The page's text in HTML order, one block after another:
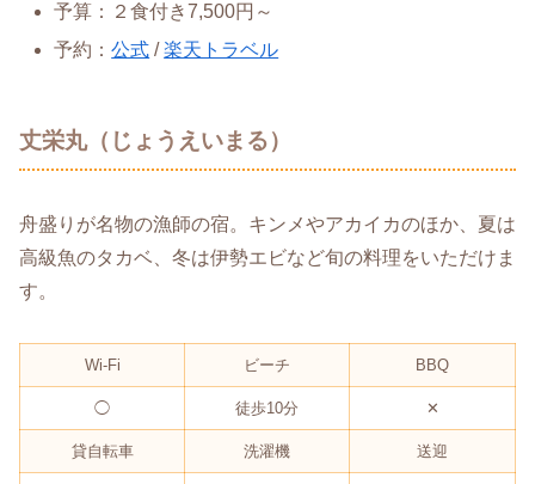
予算：２食付き7,500円～
予約：公式 /楽天トラベル
丈栄丸（じょうえいまる）
舟盛りが名物の漁師の宿。キンメやアカイカのほか、夏は
高級魚のタカベ、冬は伊勢エビなど旬の料理をいただけま
す。
Wi-Fi ビーチ BBQ
◯ 徒歩10分 ✕
貸自転車 洗濯機 送迎